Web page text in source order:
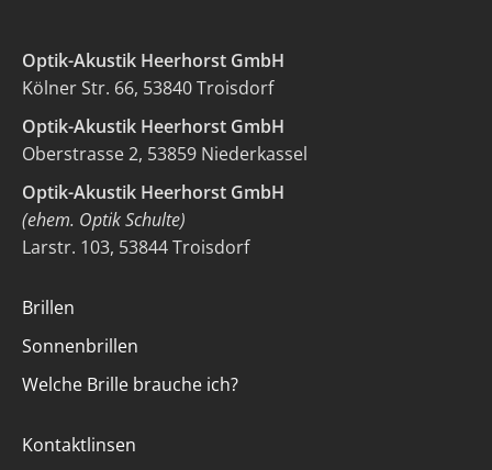
Optik-Akustik Heerhorst GmbH
Kölner Str. 66, 53840 Troisdorf
Optik-Akustik Heerhorst GmbH
Oberstrasse 2, 53859 Niederkassel
Optik-Akustik Heerhorst GmbH
(ehem. Optik Schulte)
Larstr. 103, 53844 Troisdorf
Brillen
Sonnenbrillen
Welche Brille brauche ich?
Kontaktlinsen